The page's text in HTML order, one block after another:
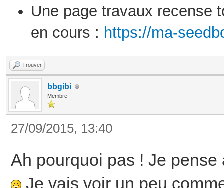
Une page travaux recense
en cours : https://ma-
Trouver
bbgibi
Membre
27/09/2015, 13:40
Ah pourquoi pas ! Je
Je vais voir un peu